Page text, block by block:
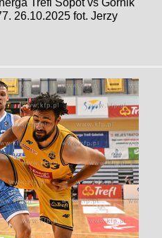
Trefl Sopot vs Górnik
26.10.2025 fot. Jerzy